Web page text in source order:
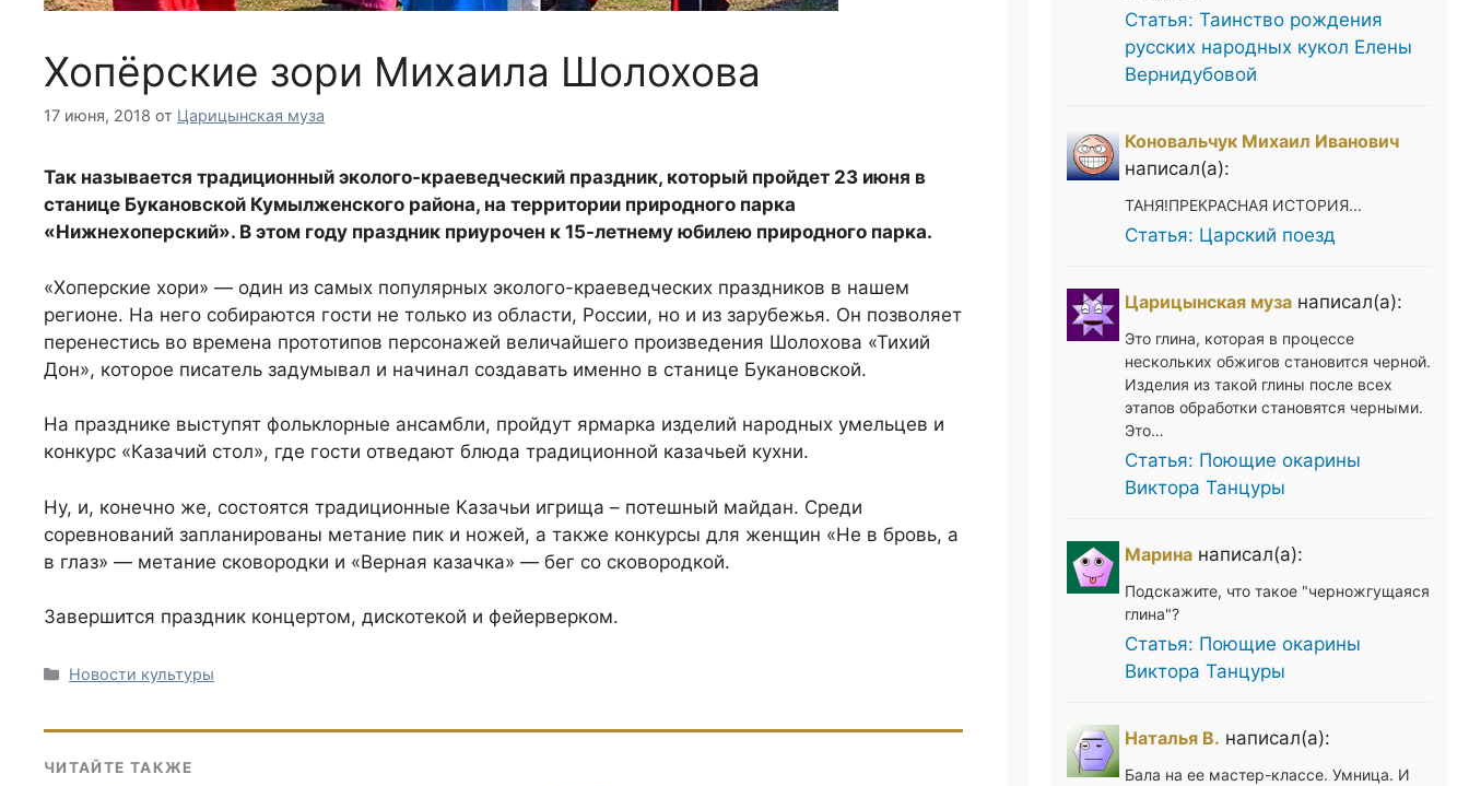
Хопёрские зори Михаила Шолохова
17 июня, 2018 от Царицынская муза
Так называется традиционный эколого-краеведческий праздник, который пройдет 23 июня в
станице Букановской Кумылженского района, на территории природного парка
«Нижнехоперский». В этом году праздник приурочен к 15-летнему юбилею природного парка.
«Хоперские хори» — один из самых популярных эколого-краеведческих праздников в нашем
регионе. На него собираются гости не только из области, России, но и из зарубежья. Он позволяет
перенестись во времена прототипов персонажей величайшего произведения Шолохова «Тихий
Дон», которое писатель задумывал и начинал создавать именно в станице Букановской.
На празднике выступят фольклорные ансамбли, пройдут ярмарка изделий народных умельцев и
конкурс «Казачий стол», где гости отведают блюда традиционной казачьей кухни.
Ну, и, конечно же, состоятся традиционные Казачьи игрища – потешный майдан. Среди
соревнований запланированы метание пик и ножей, а также конкурсы для женщин «Не в бровь, а
в глаз» — метание сковородки и «Верная казачка» — бег со сковородкой.
Завершится праздник концертом, дискотекой и фейерверком.
Рубрики
Новости культуры
ЧИТАЙТЕ ТАКЖЕ
Статья: Таинство рождения
русских народных кукол Елены
Вернидубовой
Коновальчук Михаил Иванович
написал(а):
ТАНЯ!ПРЕКРАСНАЯ ИСТОРИЯ...
Статья: Царский поезд
Царицынская музанаписал(а):
Это глина, которая в процессе
нескольких обжигов становится черной.
Изделия из такой глины после всех
этапов обработки становятся черными.
Это…
Статья: Поющие окарины
Виктора Танцуры
Маринанаписал(а):
Подскажите, что такое "черножгущаяся
глина"?
Статья: Поющие окарины
Виктора Танцуры
Наталья В. написал(а):
Бала на ее мастер-классе. Умница. И